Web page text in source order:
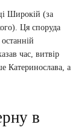
Широкій (за
Ця споруда
час, витвір
Катеринослава, а
в